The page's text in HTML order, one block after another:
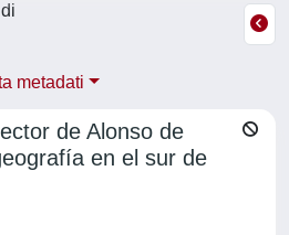
metadati
de Alonso de
en el sur de